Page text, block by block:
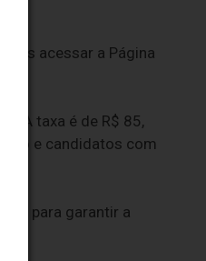
acessar a Página
A taxa é de R$ 85,
e candidatos com
para garantir a